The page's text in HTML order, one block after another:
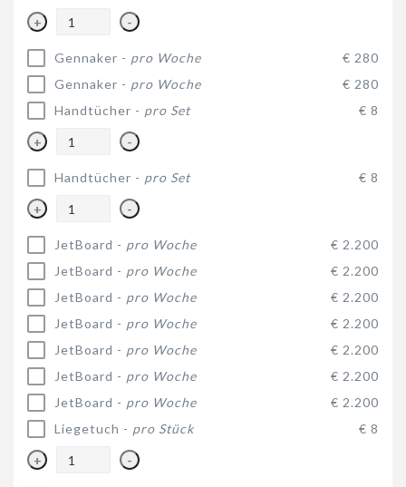
+ -
Gennaker - pro Woche
€ 280
Gennaker - pro Woche
€ 280
Handtücher - pro Set € 8
+ -
Handtücher - pro Set € 8
+ -
JetBoard - pro Woche
€ 2.200
JetBoard - pro Woche
€ 2.200
JetBoard - pro Woche
€ 2.200
JetBoard - pro Woche
€ 2.200
JetBoard - pro Woche
€ 2.200
JetBoard - pro Woche
€ 2.200
JetBoard - pro Woche
€ 2.200
Liegetuch - pro Stück € 8
+ -